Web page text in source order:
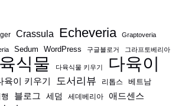
Crassula Echeveria Graptoveria
Sedum WordPress 구글블로거 그라프토베리아
식물 다육식물 키우기 다육이
육이 키우기 도서리뷰 리톱스
베트남
블로그 세덤 세데베리아 애드센스